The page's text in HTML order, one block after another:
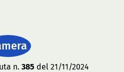
n. 385 del 21/11/2024